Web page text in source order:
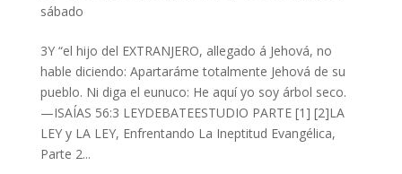
sábado
3Y “el hijo del EXTRANJERO, allegado á Jehová, no
hable diciendo: Apartaráme totalmente Jehová de su
pueblo. Ni diga el eunuco: He aquí yo soy árbol seco.
—ISAÍAS 56:3 LEYDEBATEESTUDIO PARTE [1] [2]LA
LEY y LA LEY, Enfrentando La Ineptitud Evangélica,
Parte 2...